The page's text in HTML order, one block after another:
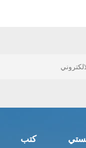
كتب